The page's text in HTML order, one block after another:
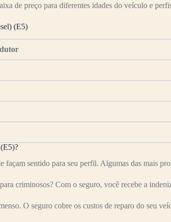
de preço para diferentes idades do veículo e
(E5)
sentido para seu perfil. Algumas das mais
criminosos? Com o seguro, você recebe a
O seguro cobre os custos de reparo do seu